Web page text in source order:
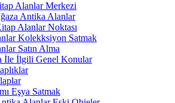
Alanlar Merkezi
Antika Alanlar
Alanlar Noktası
Kolekksiyon Satmak
Satın Alma
İle İlgili Genel Konular
Eşya Satmak